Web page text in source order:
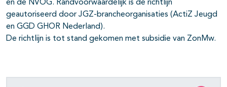
en de NVOG. Randvoorwaardelijk is de richtlijn
geautoriseerd door JGZ-brancheorganisaties (ActiZ Jeugd
en GGD GHOR Nederland).
De richtlijn is tot stand gekomen met subsidie van ZonMw.